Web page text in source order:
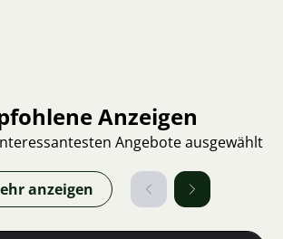
Anzeigen
Angebote ausgewählt
anzeigen